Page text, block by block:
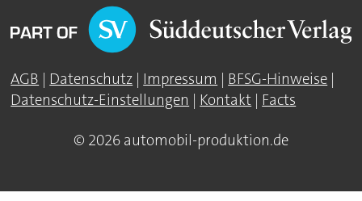
AGB | Datenschutz | Impressum | BFSG-Hinweise |
Datenschutz-Einstellungen | Kontakt | Facts
© 2026 automobil-produktion.de